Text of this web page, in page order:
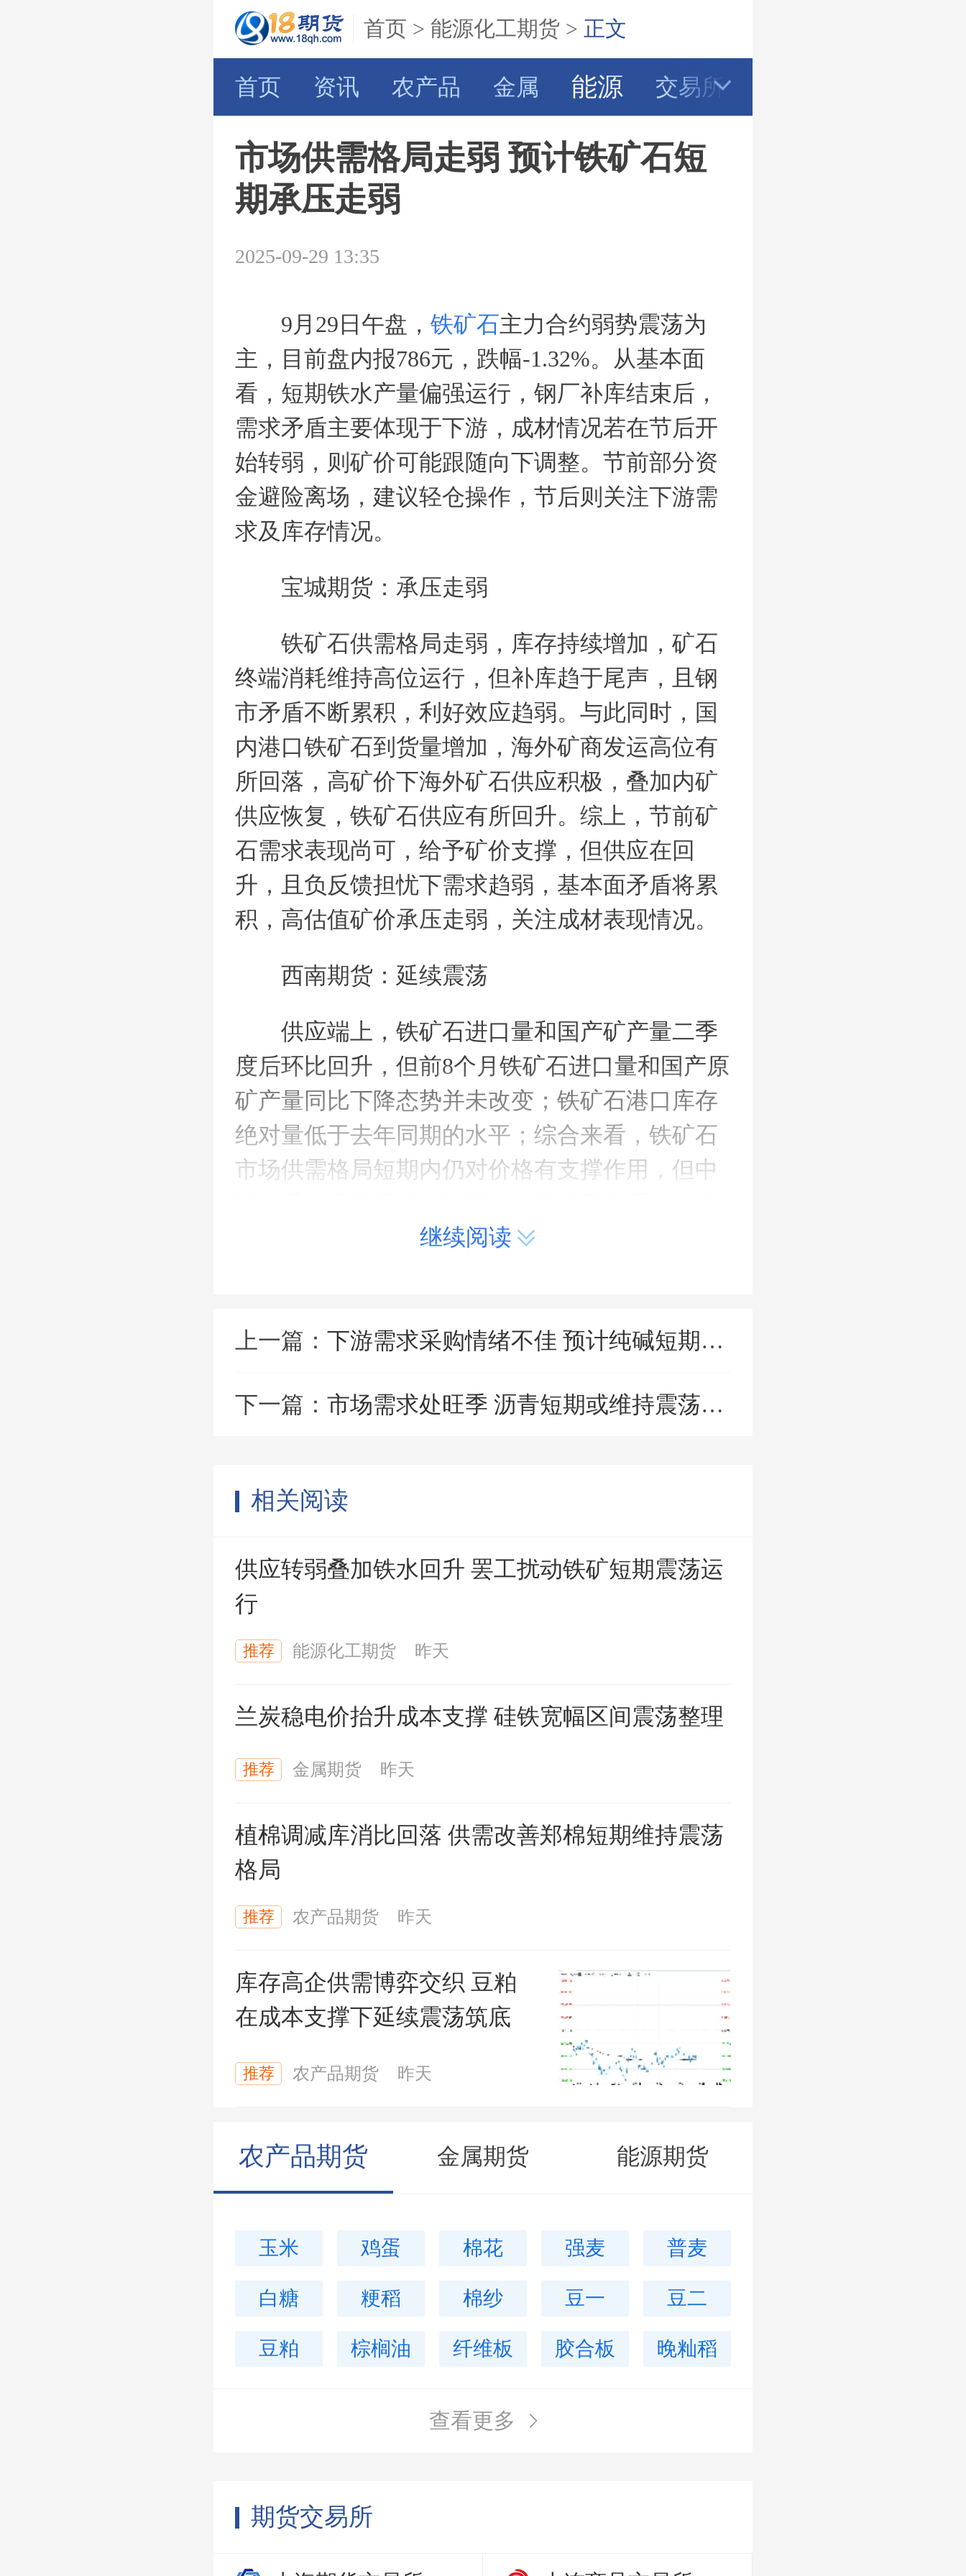
首页 > 能源化工期货 > 正文
首页 资讯 农产品 金属 能源 交易所
市场供需格局走弱 预计铁矿石短
期承压走弱
2025-09-29 13:35
9月29日午盘， 铁矿石主力合约弱势震荡为
主，目前盘内报786元，跌幅-1.32%。从基本面
看，短期铁水产量偏强运行，钢厂补库结束后，
需求矛盾主要体现于下游，成材情况若在节后开
始转弱，则矿价可能跟随向下调整。节前部分资
金避险离场，建议轻仓操作，节后则关注下游需
求及库存情况。
宝城期货：承压走弱
铁矿石供需格局走弱，库存持续增加，矿石
终端消耗维持高位运行，但补库趋于尾声，且钢
市矛盾不断累积，利好效应趋弱。与此同时，国
内港口铁矿石到货量增加，海外矿商发运高位有
所回落，高矿价下海外矿石供应积极，叠加内矿
供应恢复，铁矿石供应有所回升。综上，节前矿
石需求表现尚可，给予矿价支撑，但供应在回
升，且负反馈担忧下需求趋弱，基本面矛盾将累
积，高估值矿价承压走弱，关注成材表现情况。
西南期货：延续震荡
供应端上，铁矿石进口量和国产矿产量二季
度后环比回升，但前8个月铁矿石进口量和国产原
矿产量同比下降态势并未改变；铁矿石港口库存
绝对量低于去年同期的水平；综合来看，铁矿石
市场供需格局短期内仍对价格有支撑作用，但中
短期或延续震荡。策略上，投资者可关注
继续阅读
上一篇： 下游需求采购情绪不佳 预计纯碱短期震荡运行
下一篇： 市场需求处旺季 沥青短期或维持震荡运行
相关阅读
供应转弱叠加铁水回升 罢工扰动铁矿短期震荡运
行
推荐 能源化工期货 昨天
兰炭稳电价抬升成本支撑 硅铁宽幅区间震荡整理
推荐 金属期货 昨天
植棉调减库消比回落 供需改善郑棉短期维持震荡
格局
推荐 农产品期货 昨天
库存高企供需博弈交织 豆粕
在成本支撑下延续震荡筑底
推荐 农产品期货 昨天
农产品期货 金属期货 能源期货
玉米 鸡蛋 棉花 强麦 普麦
白糖 粳稻 棉纱 豆一 豆二
豆粕 棕榈油 纤维板 胶合板 晚籼稻
查看更多
期货交易所